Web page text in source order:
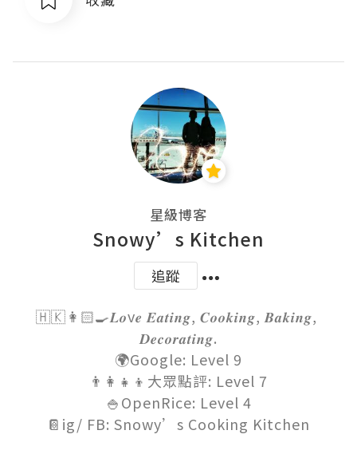
星級博客
Snowy’s Kitchen
追蹤
🇭🇰👩🏻‍🍳𝑳𝒐v𝒆 𝑬𝒂𝒕𝒊𝒏𝒈, 𝑪𝒐𝒐𝒌𝒊𝒏𝒈, 𝑩𝒂𝒌𝒊𝒏𝒈,
𝑫𝒆𝒄𝒐𝒓𝒂𝒕𝒊𝒏𝒈.
🌍Google: Level 9
👨‍👩‍👧‍👦大眾點評: Level 7
🍚OpenRice: Level 4
📔ig/ FB: Snowy’s Cooking Kitchen